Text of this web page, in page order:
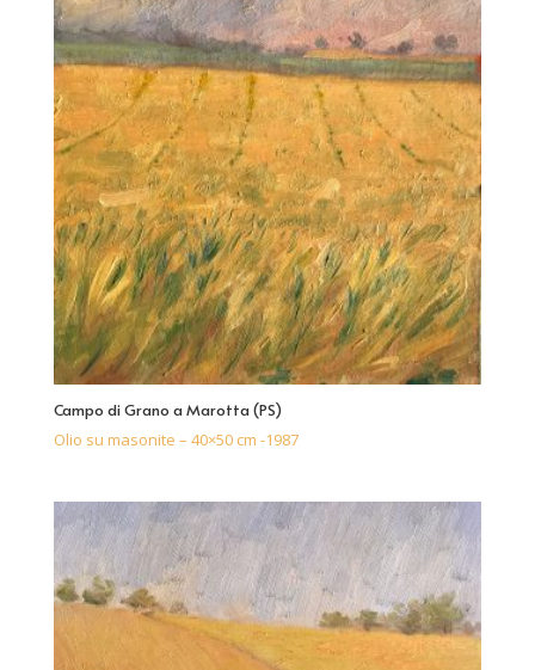
Campo di Grano a Marotta (PS)
Olio su masonite – 40×50 cm -1987